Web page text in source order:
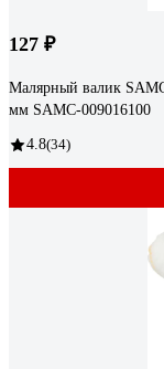
127 ₽
Малярный валик
мм SAMC-009016100
4.8(34)